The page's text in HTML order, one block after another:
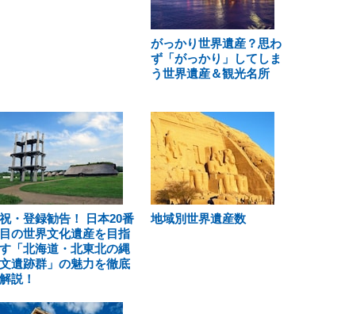
がっかり世界遺産？思わ
ず「がっかり」してしま
う世界遺産＆観光名所
祝・登録勧告！ 日本20番
目の世界文化遺産を目指
す「北海道・北東北の縄
文遺跡群」の魅力を徹底
解説！
地域別世界遺産数